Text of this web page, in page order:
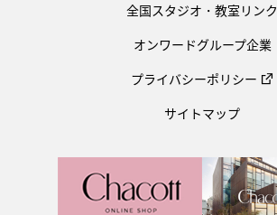
全国スタジオ・教室リンク
オンワードグループ企業
プライバシーポリシー
サイトマップ